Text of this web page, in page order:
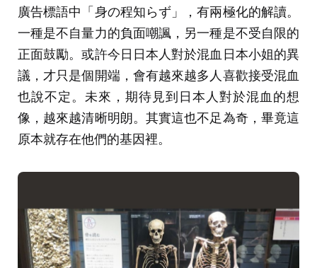
廣告標語中「身の程知らず」，有兩極化的解讀。
一種是不自量力的負面嘲諷，另一種是不受自限的
正面鼓勵。或許今日日本人對於混血日本小姐的異
議，才只是個開端，會有越來越多人喜歡接受混血
也說不定。未來，期待見到日本人對於混血的想
像，越來越清晰明朗。其實這也不足為奇，畢竟這
原本就存在他們的基因裡。